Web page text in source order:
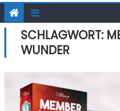
SCHLAGWORT:
WUNDER